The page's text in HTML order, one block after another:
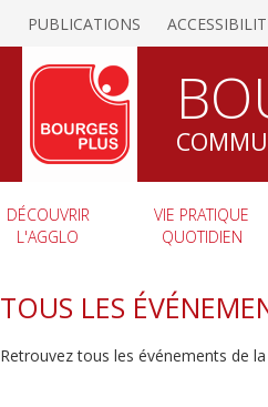
PUBLICATIONS
DÉCOUVRIR
L'AGGLO
VIE PRATIQUE
QUOTIDIEN
TOUS LES
Retrouvez tous les événements de